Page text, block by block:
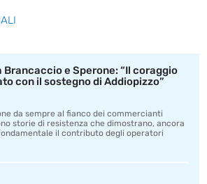
e Sperone: “Il coraggio
con il sostegno di Addiopizzo”
da sempre al fianco dei commercianti
storie di resistenza che dimostrano, ancora
il contributo degli operatori